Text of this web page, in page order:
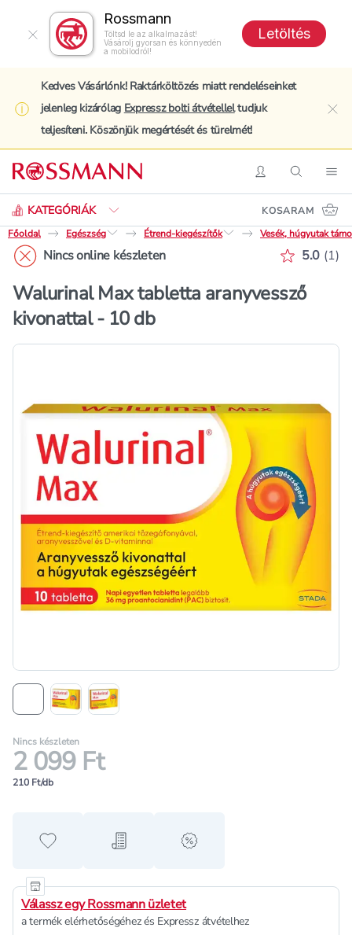
Rossmann
Töltsd le az alkalmazást!
Vásárolj gyorsan és könnyedén
a mobilodról!
Letöltés
Kedves Vásárlónk! Raktárköltözés miatt rendeléseinket
jelenleg kizárólag Expressz bolti átvételleltudjuk
teljesíteni. Köszönjük megértését és türelmét!
BelépésKeresés
KATEGÓRIÁK
Keresés
KOSARAM
Főoldal
Egészség Étrend-kiegészítők Vesék, húgyutak
Nincs online készleten 5.0 (1)
Walurinal Max tabletta aranyvessző
kivonattal - 10 db
Nincs készleten
2 099 Ft
210 Ft/db
Hozzáadás a kedvencekhez
Hozzáadás a bevásárló listához
alert when on sale
Válassz egy Rossmann üzletet
a termék elérhetőségéhez és Expressz átvételhez